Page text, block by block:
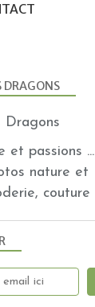
DRAGONS
et passions
nature et
couture